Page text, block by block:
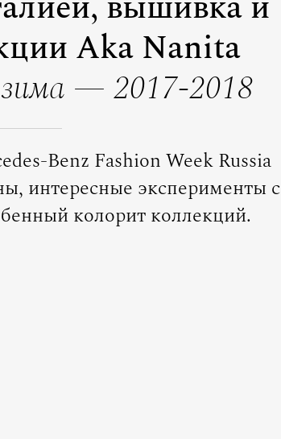
Aka Nanita
— 2017-2018
Benz Fashion Week Russia
интересные эксперименты с
колорит коллекций.